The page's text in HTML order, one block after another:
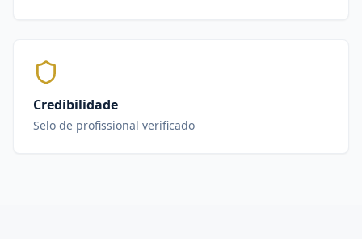
Credibilidade
Selo de profissional verificado